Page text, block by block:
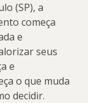
(SP), a
começa
e
seus
e
o que muda
decidir.